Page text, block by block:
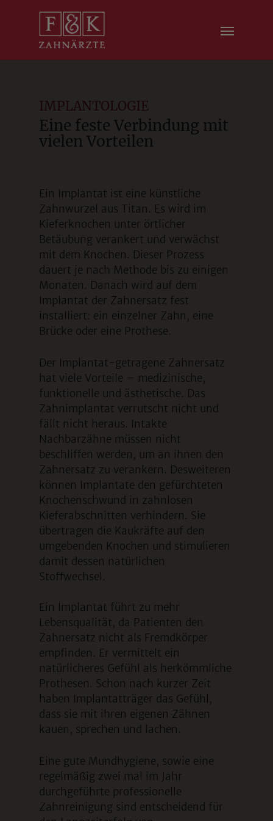
IMPLANTOLOGIE
Eine feste Verbindung mit
vielen Vorteilen
Ein Implantat ist eine künstliche
Zahnwurzel aus Titan. Es wird im
Kieferknochen unter örtlicher
Betäubung verankert und verwächst
mit dem Knochen. Dieser Prozess
dauert je nach Methode bis zu einigen
Monaten. Danach wird auf dem
Implantat der Zahnersatz fest
installiert: ein einzelner Zahn, eine
Brücke oder eine Prothese.
Der Implantat-getragene Zahnersatz
hat viele Vorteile – medizinische,
funktionelle und ästhetische. Das
Zahnimplantat verrutscht nicht und
fällt nicht heraus. Intakte
Nachbarzähne müssen nicht
beschliffen werden, um an ihnen den
Zahnersatz zu verankern. Desweiteren
können Implantate den gefürchteten
Knochenschwund in zahnlosen
Kieferabschnitten verhindern. Sie
übertragen die Kaukräfte auf den
umgebenden Knochen und stimulieren
damit dessen natürlichen
Stoffwechsel.
Ein Implantat führt zu mehr
Lebensqualität, da Patienten den
Zahnersatz nicht als Fremdkörper
empfinden. Er vermittelt ein
natürlicheres Gefühl als herkömmliche
Prothesen. Schon nach kurzer Zeit
haben Implantatträger das Gefühl,
dass sie mit ihren eigenen Zähnen
kauen, sprechen und lachen.
Eine gute Mundhygiene, sowie eine
regelmäßig zwei mal im Jahr
durchgeführte professionelle
Zahnreinigung sind entscheidend für